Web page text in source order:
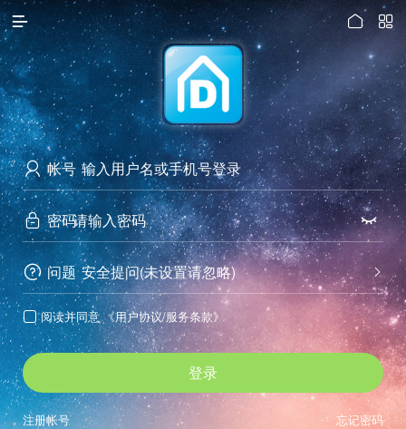

访问电脑版
 

 帐号
 密码 
 问题 
安全提问(未设置请忽略)
 阅读并同意 《用户协议/服务条款》
登录
忘记密码
注册帐号